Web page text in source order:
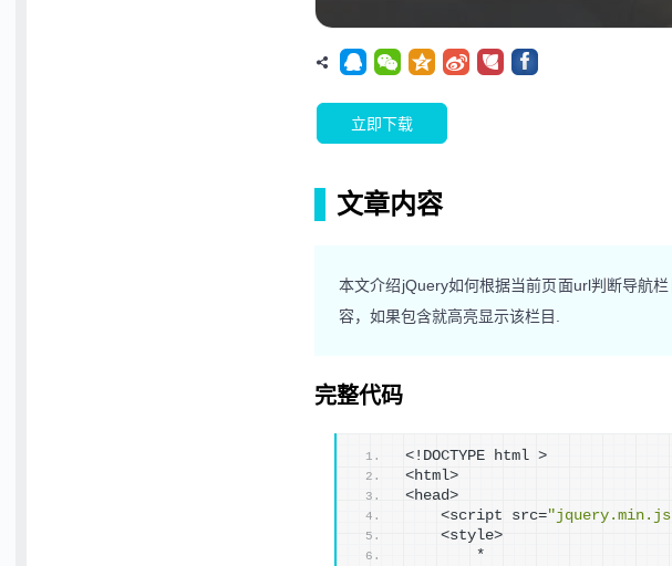
立即下载
文章内容
本文介绍jQuery如何根据当前页面url判断导航
容，如果包含就高亮显示该栏目.
完整代码
<!DOCTYPE html >
<html>
<head>
    <script src=
    <style>
        *